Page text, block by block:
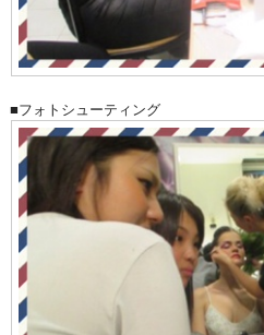
■フォトシューティング